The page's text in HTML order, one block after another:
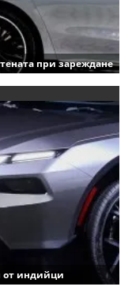
при зареждане
от индийци